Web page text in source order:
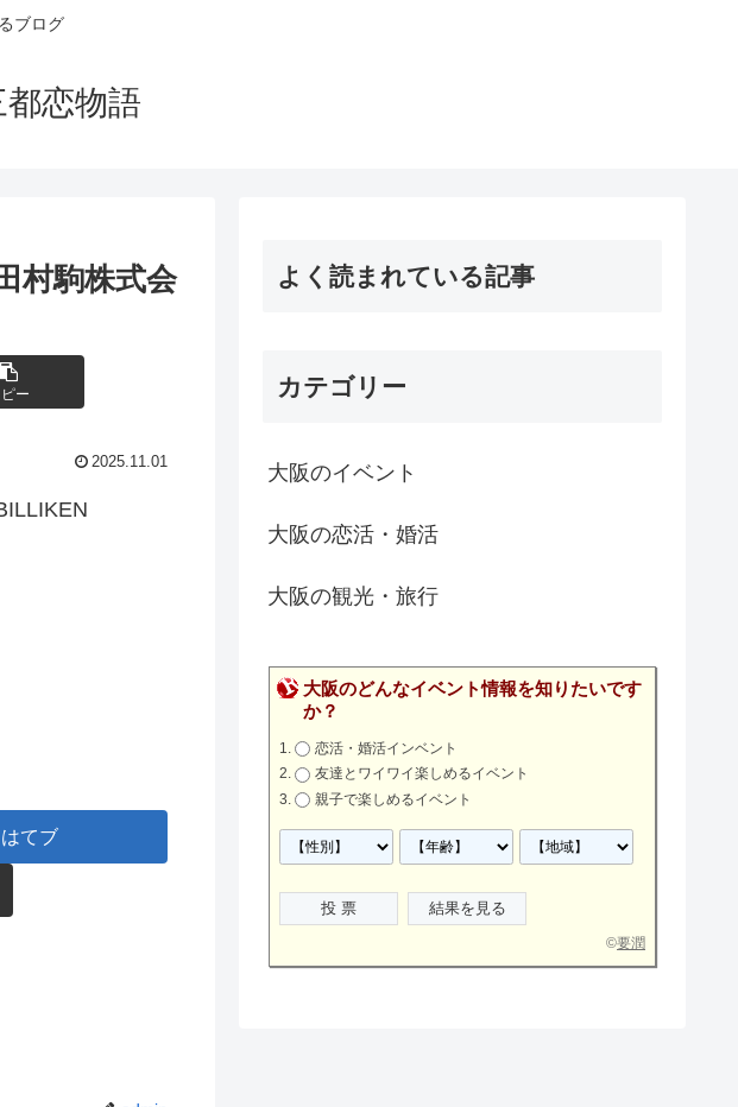
ブログ
恋物語
村駒株式会
ー
2025.11.01
はてブ
よく読まれている記事
カテゴリー
大阪のイベント
大阪の恋活・婚活
大阪の観光・旅行
大阪のどんなイベント情報を知りたいです
か？
恋活・婚活インベント
友達とワイワイ楽しめるイベント
親子で楽しめるイベント
©要潤